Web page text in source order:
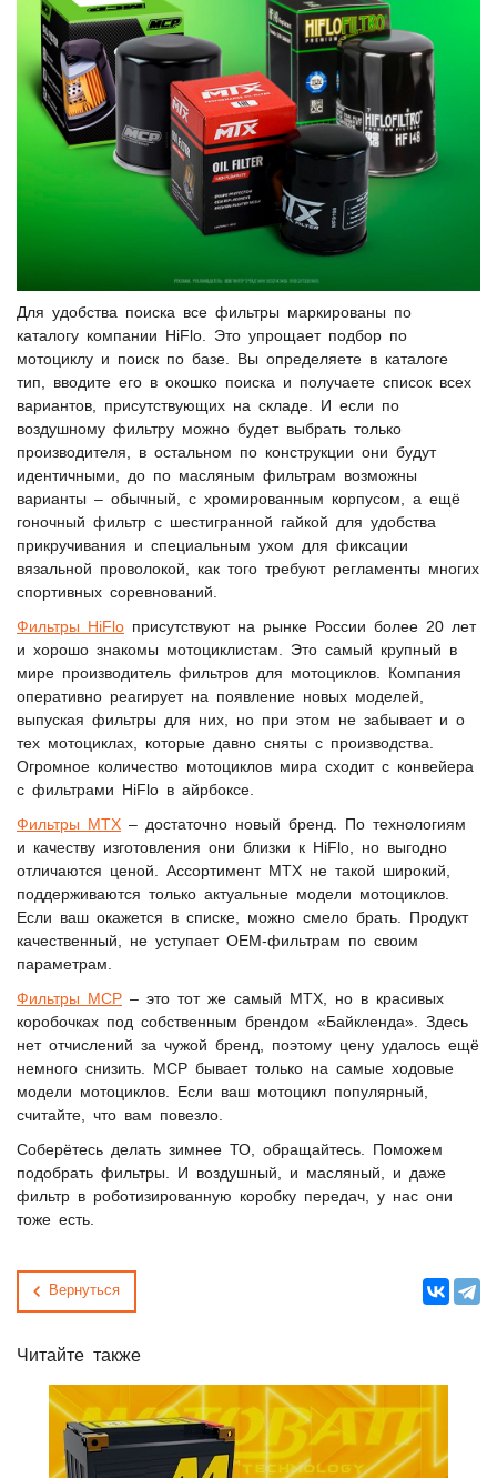
Для удобства поиска все фильтры маркированы по
каталогу компании HiFlo. Это упрощает подбор по
мотоциклу и поиск по базе. Вы определяете в каталоге
тип, вводите его в окошко поиска и получаете список всех
вариантов, присутствующих на складе. И если по
воздушному фильтру можно будет выбрать только
производителя, в остальном по конструкции они будут
идентичными, до по масляным фильтрам возможны
варианты – обычный, с хромированным корпусом, а ещё
гоночный фильтр с шестигранной гайкой для удобства
прикручивания и специальным ухом для фиксации
вязальной проволокой, как того требуют регламенты многих
спортивных соревнований.
Фильтры HiFlo присутствуют на рынке России более 20 лет
и хорошо знакомы мотоциклистам. Это самый крупный в
мире производитель фильтров для мотоциклов. Компания
оперативно реагирует на появление новых моделей,
выпуская фильтры для них, но при этом не забывает и о
тех мотоциклах, которые давно сняты с производства.
Огромное количество мотоциклов мира сходит с конвейера
с фильтрами HiFlo в айрбоксе.
Фильтры MTX – достаточно новый бренд. По технологиям
и качеству изготовления они близки к HiFlo, но выгодно
отличаются ценой. Ассортимент МТХ не такой широкий,
поддерживаются только актуальные модели мотоциклов.
Если ваш окажется в списке, можно смело брать. Продукт
качественный, не уступает ОЕМ-фильтрам по своим
параметрам.
Фильтры MCP – это тот же самый MTX, но в красивых
коробочках под собственным брендом «Байкленда». Здесь
нет отчислений за чужой бренд, поэтому цену удалось ещё
немного снизить. МСР бывает только на самые ходовые
модели мотоциклов. Если ваш мотоцикл популярный,
считайте, что вам повезло.
Соберётесь делать зимнее ТО, обращайтесь. Поможем
подобрать фильтры. И воздушный, и масляный, и даже
фильтр в роботизированную коробку передач, у нас они
тоже есть.
Вернуться
Читайте также